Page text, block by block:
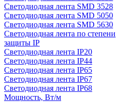
Светодиодная лента SMD 3528
Светодиодная лента SMD 5050
Светодиодная лента SMD 5630
Светодиодная лента по степени
защиты IP
Светодиодная лента IP20
Светодиодная лента IP44
Светодиодная лента IP65
Светодиодная лента IP67
Светодиодная лента IP68
Мощность, Вт/м